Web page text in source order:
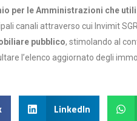
per le Amministrazioni che
canali attraverso cui Invimit
pubblico, stimolando al
l’elenco aggiornato degli
LinkedIn